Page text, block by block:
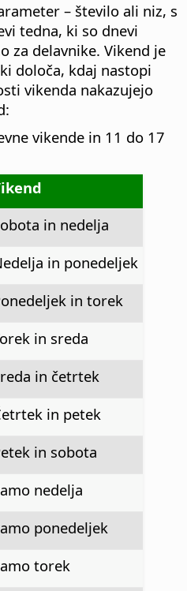
– število ali niz, s
tedna, ki so dnevi
za delavnike. Vikend je
določa, kdaj nastopi
vikenda nakazujejo
vikende in 11 do 17
in nedelja
in ponedeljek
in torek
in sreda
in četrtek
in petek
in sobota
nedelja
ponedeljek
torek